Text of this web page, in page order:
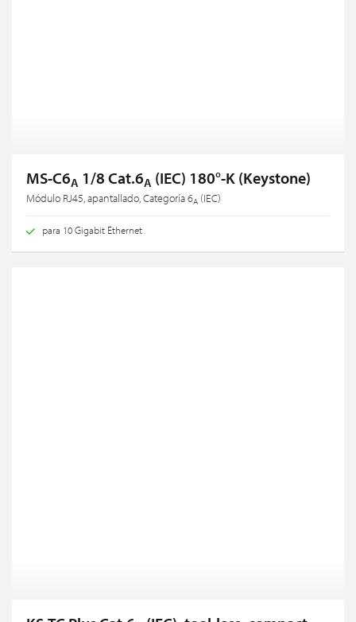
MS-C6A 1/8 Cat.6A (IEC) 180°-K (Keystone)
Módulo RJ45, apantallado, Categoría 6A (IEC)
para 10 Gigabit Ethernet